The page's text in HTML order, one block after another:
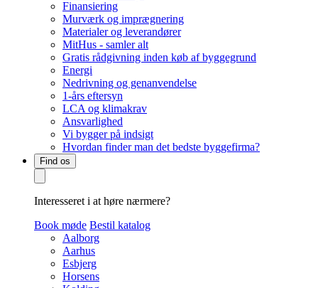
Finansiering
Murværk og imprægnering
Materialer og leverandører
MitHus - samler alt
Gratis rådgivning inden køb af byggegrund
Energi
Nedrivning og genanvendelse
1-års eftersyn
LCA og klimakrav
Ansvarlighed
Vi bygger på indsigt
Hvordan finder man det bedste byggefirma?
Find os
Interesseret i at høre nærmere?
Book møde Bestil katalog
Aalborg
Aarhus
Esbjerg
Horsens